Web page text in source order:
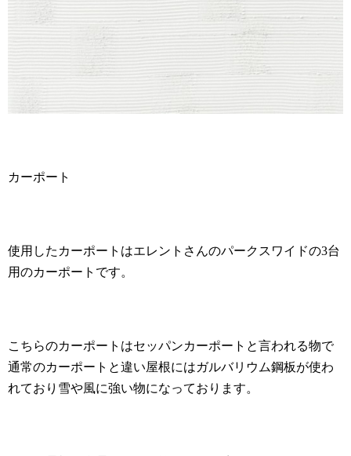
カーポート
使用したカーポートはエレントさんのパークスワイドの3台
用のカーポートです。
こちらのカーポートはセッパンカーポートと言われる物で
通常のカーポートと違い屋根にはガルバリウム鋼板が使わ
れており雪や風に強い物になっております。